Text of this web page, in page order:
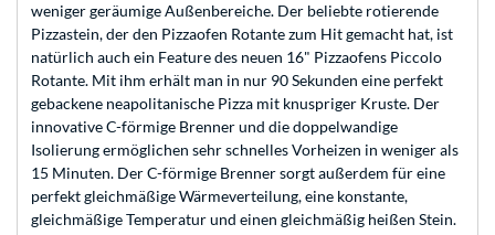
weniger geräumige Außenbereiche. Der beliebte rotierende
Pizzastein, der den Pizzaofen Rotante zum Hit gemacht hat, ist
natürlich auch ein Feature des neuen 16" Pizzaofens Piccolo
Rotante. Mit ihm erhält man in nur 90 Sekunden eine perfekt
gebackene neapolitanische Pizza mit knuspriger Kruste. Der
innovative C-förmige Brenner und die doppelwandige
Isolierung ermöglichen sehr schnelles Vorheizen in weniger als
15 Minuten. Der C-förmige Brenner sorgt außerdem für eine
perfekt gleichmäßige Wärmeverteilung, eine konstante,
gleichmäßige Temperatur und einen gleichmäßig heißen Stein.